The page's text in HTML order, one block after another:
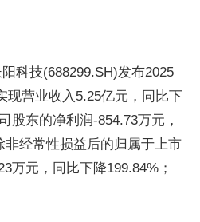
科技(688299.SH)发布2025
现营业收入5.25亿元，同比下
股东的净利润-854.73万元，
非经常性损益后的归属于上市
万元，同比下降199.84%；